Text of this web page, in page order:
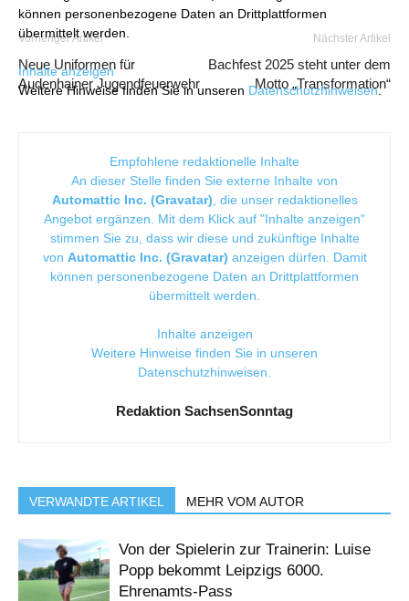
können personenbezogene Daten an Drittplattformen
übermittelt werden.
Inhalte anzeigen
Weitere Hinweise finden Sie in unseren Datenschutzhinweisen.
Vorheriger Artikel
Neue Uniformen für
Audenhainer Jugendfeuerwehr
Nächster Artikel
Bachfest 2025 steht unter dem
Motto „Transformation“
Empfohlene redaktionelle Inhalte
An dieser Stelle finden Sie externe Inhalte von
Automattic Inc. (Gravatar) , die unser redaktionelles
Angebot ergänzen. Mit dem Klick auf "Inhalte anzeigen"
stimmen Sie zu, dass wir diese und zukünftige Inhalte
von Automattic Inc. (Gravatar) anzeigen dürfen. Damit
können personenbezogene Daten an Drittplattformen
übermittelt werden.
Inhalte anzeigen
Weitere Hinweise finden Sie in unseren
Datenschutzhinweisen
Redaktion SachsenSonntag
VERWANDTE ARTIKEL MEHR VOM AUTOR
Von der Spielerin zur Trainerin: Luise
Popp bekommt Leipzigs 6000.
Ehrenamts-Pass